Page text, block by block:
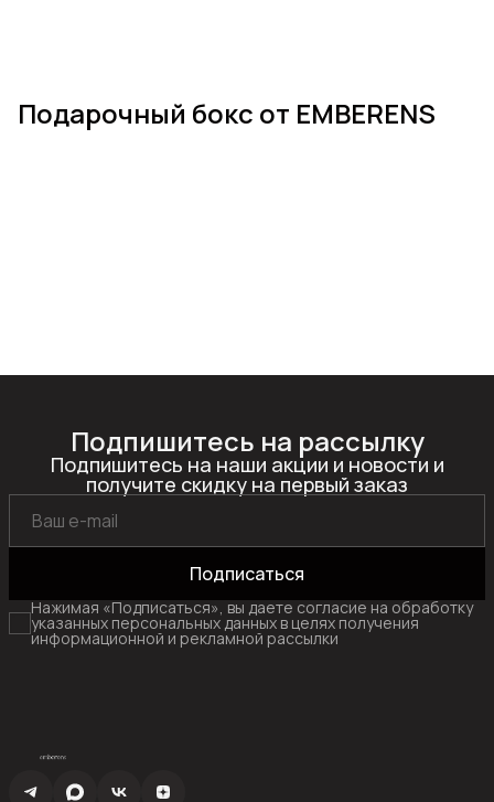
Подарочный бокс от EMBERENS
Подпишитесь на рассылку
Подпишитесь на наши акции и новости и
получите скидку на первый заказ
Подписаться
Нажимая «Подписаться», вы даете согласие на обработку
указанных персональных данных в целях получения
информационной и рекламной рассылки